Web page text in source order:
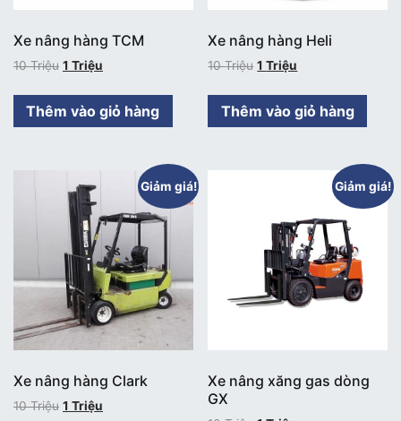
Xe nâng hàng TCM
10Triệu 1 Triệu
Thêm vào giỏ hàng
Xe nâng hàng Heli
10Triệu 1Triệu
Thêm vào giỏ hàng
Giảm giá!
Xe nâng hàng Clark
10Triệu 1 Triệu
Giảm giá!
Xe nâng xăng gas dòng
GX